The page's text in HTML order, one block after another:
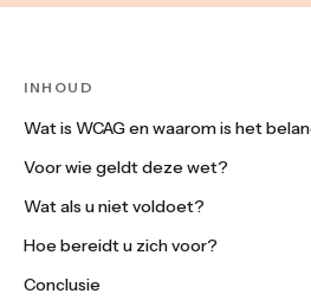
INHOUD
Wat is WCAG en waarom is het
Voor wie geldt deze wet?
Wat als u niet voldoet?
Hoe bereidt u zich voor?
Conclusie